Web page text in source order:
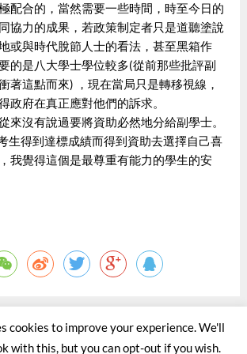
配合的，當然需要一些時間，時至今日的
協力的成果，若政策制定者只是道聽塗說
或與時代脫節人士的看法，甚至黑箱作
的是八大學士學位較多(從前那些批評副
著這點而來) ，現在當局只是轉移視線，
政府在真正應對他們的訴求。
來沒有說過要將資助必然地分給副學士。
生得到達標成績而得到資助去選擇自己喜
我覺得這個是最尊重有能力的學生的安
cookies to improve your experience. We'll
with this, but you can opt-out if you wish.